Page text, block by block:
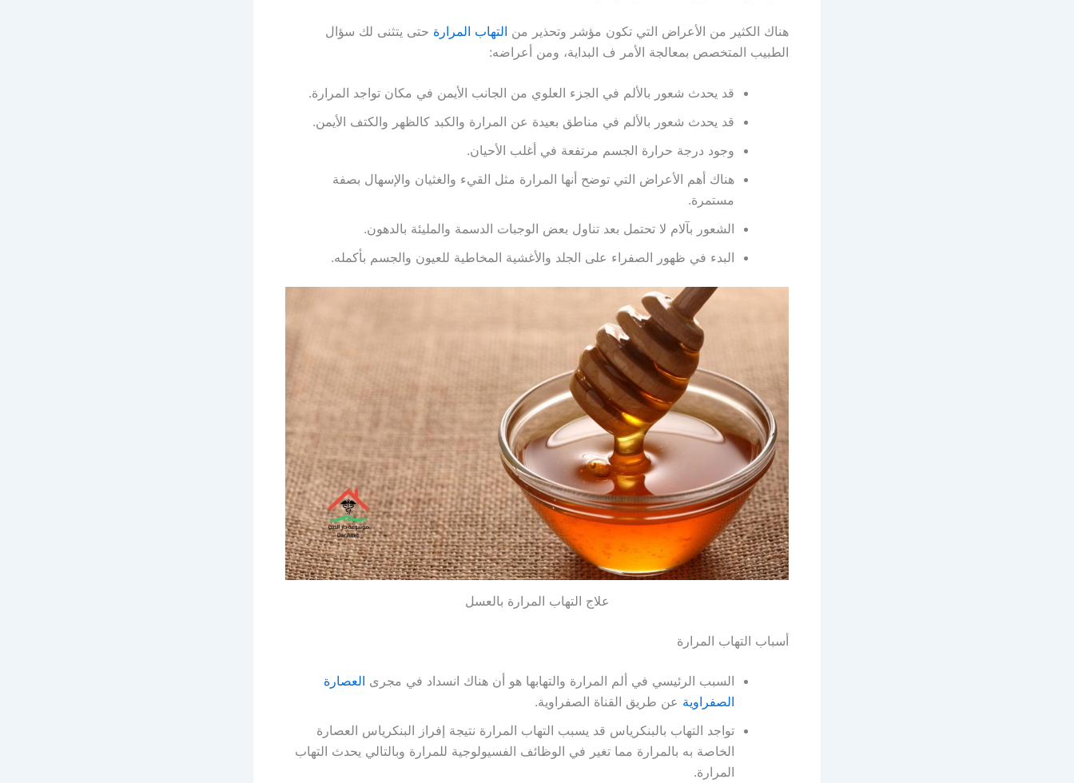
هناك الكثير من الأعراض التي تكون مؤشر وتحذير من التهاب المرارة حتى يتثنى لك سؤال
الطبيب المتخصص بمعالجة الأمر ف البداية، ومن أعراضه:
قد يحدث شعور بالألم في الجزء العلوي من الجانب الأيمن في مكان تواجد المرارة.
قد يحدث شعور بالألم في مناطق بعيدة عن المرارة والكبد كالظهر والكتف الأيمن.
وجود درجة حرارة الجسم مرتفعة في أغلب الأحيان.
هناك أهم الأعراض التي توضح أنها المرارة مثل القيء والغثيان والإسهال بصفة
مستمرة.
الشعور بآلام لا تحتمل بعد تناول بعض الوجبات الدسمة والمليئة بالدهون.
البدء في ظهور الصفراء على الجلد والأغشية المخاطية للعيون والجسم بأكمله.
علاج التهاب المرارة بالعسل
أسباب التهاب المرارة
السبب الرئيسي في ألم المرارة والتهابها هو أن هناك انسداد في مجرى العصارة
الصفراوية عن طريق القناة الصفراوية.
تواجد التهاب بالبنكرياس قد يسبب التهاب المرارة نتيجة إفراز البنكرياس العصارة
الخاصة به بالمرارة مما تغير في الوظائف الفسيولوجية للمرارة وبالتالي يحدث التهاب
المرارة.